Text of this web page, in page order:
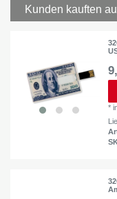
Kunden kauften
*